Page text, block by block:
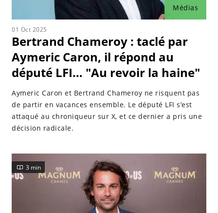
Médias
01 Oct 2025
Bertrand Chameroy : taclé par
Aymeric Caron, il répond au
député LFI… "Au revoir la haine"
Aymeric Caron et Bertrand Chameroy ne risquent pas
de partir en vacances ensemble. Le député LFI s’est
attaqué au chroniqueur sur X, et ce dernier a pris une
décision radicale.
3 min